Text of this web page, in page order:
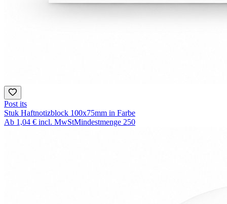
Post its
Stuk Haftnotizblock 100x75mm in Farbe
Ab 1,04 € incl. MwStMindestmenge 250